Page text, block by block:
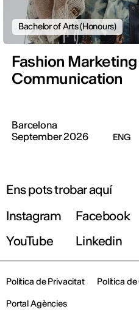
Bachelor of Arts (Honours)
Fashion
Communication
Barcelona
September 2026
ENG
Ens pots trobar aquí
Instagram
Facebook
YouTube
Linkedin
Política de Privacitat Política
Portal Agències